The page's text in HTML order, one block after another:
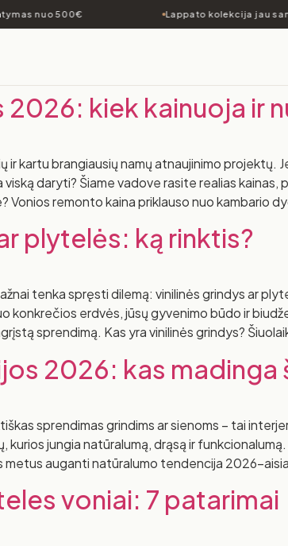
nuo 500€ Lappato kolekcija jau
kiek kainuoja ir
ir kartu brangiausių namų atnaujinimo
daryti? Šiame vadove rasite realias
Vonios remonto kaina priklauso nuo kambario
plytelės: ką rinktis?
tenka spręsti dilemą: vinilinės grindys ar
konkrečios erdvės, jūsų gyvenimo būdo ir
sprendimą. Kas yra vinilinės grindys?
2026: kas madinga
sprendimas grindims ar sienoms – tai
kurios jungia natūralumą, drąsą ir
metus auganti natūralumo tendencija 2026-
voniai: 7 patarimai